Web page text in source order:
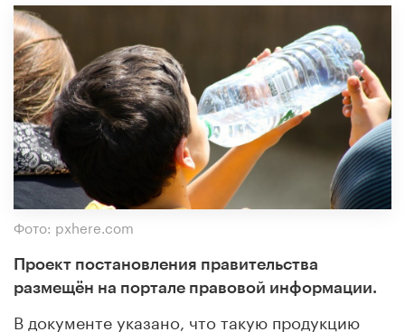
Фото: pxhere.com
Проект постановления правительства
размещён на портале правовой информации.
В документе указано, что такую продукцию